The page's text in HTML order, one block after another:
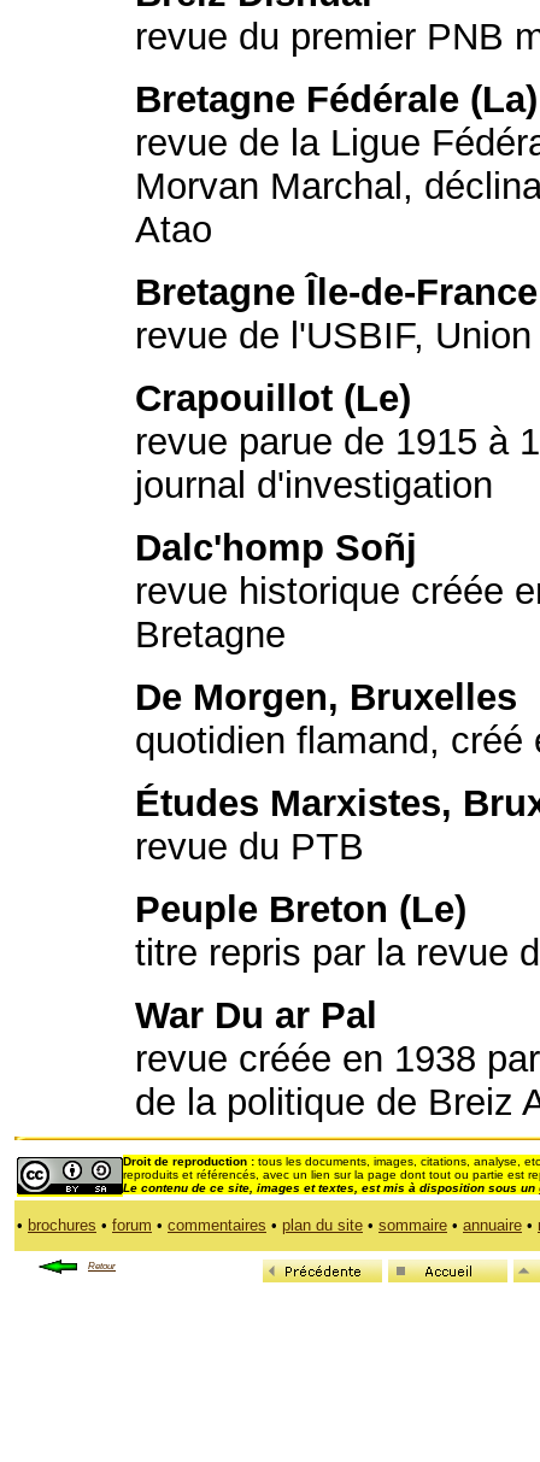
revue du premier PNB
Bretagne Fédérale (La)
revue de la Ligue
Morvan Marchal,
Atao
Bretagne Île-de-France
revue de l'USBIF,
Crapouillot (Le)
revue parue de 1915 à
journal d'investigation
Dalc'homp Soñj
revue historique créée
Bretagne
De Morgen, Bruxelles
quotidien flamand,
Études Marxistes,
revue du PTB
Peuple Breton (Le)
titre repris par la revue
War Du ar Pal
revue créée en 1938
de la politique de Breiz
Droit de reproduction : tous les documents, images, citations, analyse,
reproduits et référencés, avec un lien sur la page dont tout ou partie est
Le contenu de ce site, images et textes,
est mis à disposition sous un
• brochures • forum • commentaires • plan du site • sommaire • annuaire •
Retour